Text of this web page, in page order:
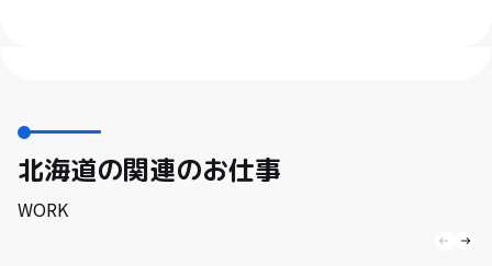
北海道の関連のお仕事
WORK